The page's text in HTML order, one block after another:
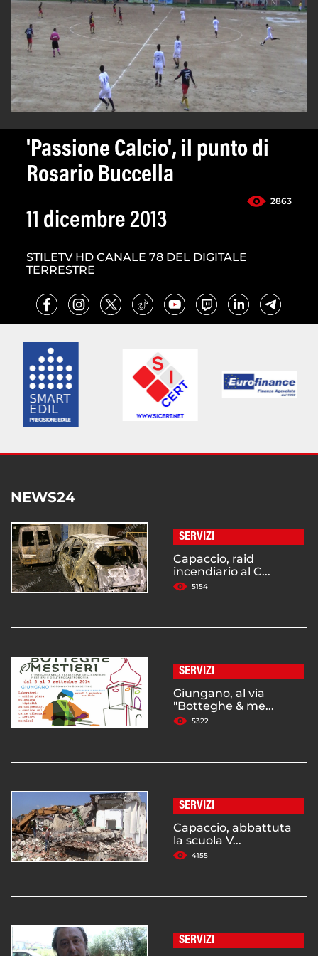
'Passione Calcio', il punto di
Rosario Buccella
2863
11 dicembre 2013
STILETV HD CANALE 78 DEL DIGITALE
TERRESTRE
NEWS24
SERVIZI
Capaccio, raid
incendiario al C...
5154
SERVIZI
Giungano, al via
"Botteghe & me...
5322
SERVIZI
Capaccio, abbattuta
la scuola V...
4155
SERVIZI